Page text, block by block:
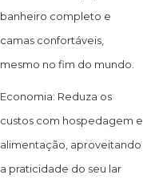
banheiro completo e
camas confortáveis,
mesmo no fim do mundo.
Economia: Reduza os
custos com hospedagem e
alimentação, aproveitando
a praticidade do seu lar